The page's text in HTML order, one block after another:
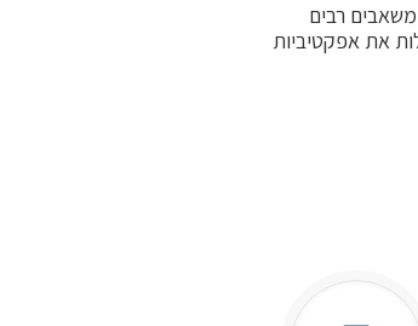
רבים
את אפקטיביות